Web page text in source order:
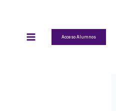
Acceso Alumnos